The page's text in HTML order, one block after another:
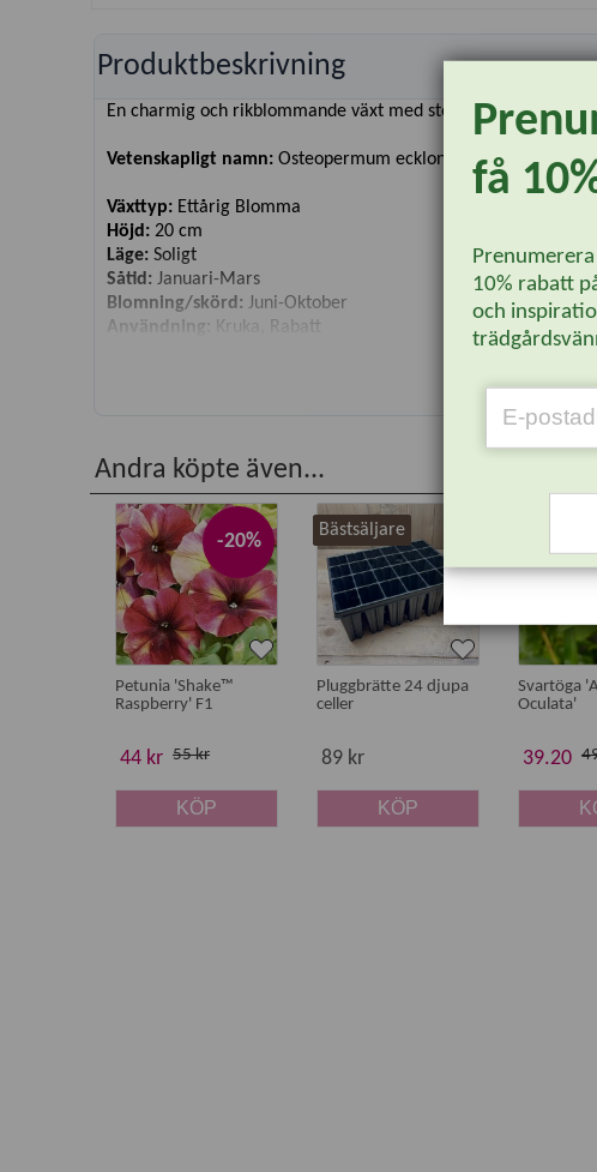
Produktbeskrivning
En charmig och rikblommande växt med stora
Vetenskapligt namn: Osteopermum ecklonis
Växttyp: Ettårig Blomma
Höjd: 20 cm
Läge: Soligt
Såtid: Januari-Mars
Blomning/skörd: Juni-Oktober
Användning:
Kruka, Rabatt
Andra köpte även...
-20%
Petunia 'Shake™
Raspberry' F1
44 kr 55 kr
KÖP
Bästsäljare
Pluggbrätte 24 djupa
celler
89 kr
KÖP
Svartöga
Oculata'
39.20
få
10% rabatt
och